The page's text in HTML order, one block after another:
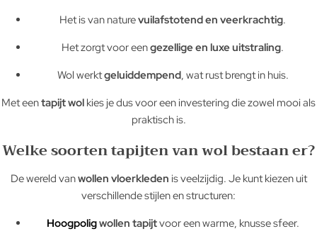
Het is van naturevuilafstotend en veerkrachtig.
Het zorgt voor eengezellige en luxe uitstraling.
Wol werktgeluiddempend, wat rust brengt in huis.
Met eentapijt wol kies je dus voor een investering die zowel mooi als
praktisch is.
Welke soorten tapijten van wol bestaan er?
De wereld vanwollen vloerkleden is veelzijdig. Je kunt kiezen uit
verschillende stijlen en structuren:
Hoogpoligwollen tapijtvoor een warme, knusse sfeer.